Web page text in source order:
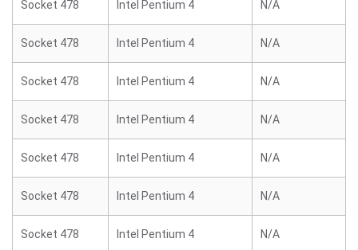
Socket 478 Intel Pentium 4 N/A
Socket 478 Intel Pentium 4 N/A
Socket 478 Intel Pentium 4 N/A
Socket 478 Intel Pentium 4 N/A
Socket 478 Intel Pentium 4 N/A
Socket 478 Intel Pentium 4 N/A
Socket 478 Intel Pentium 4 N/A